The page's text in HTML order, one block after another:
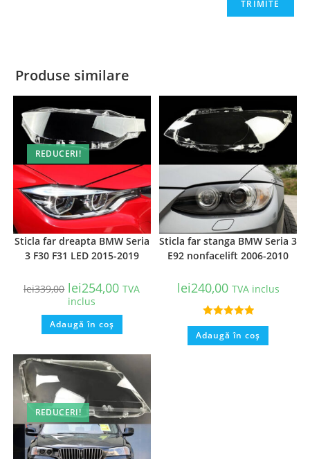
Produse similare
REDUCERI!
Sticla far dreapta BMW Seria
3 F30 F31 LED 2015-2019
lei339,00 lei254,00 TVA
inclus
Adaugă în coș
Sticla far stanga BMW Seria 3
E92 nonfacelift 2006-2010
lei240,00 TVA inclus
Evaluat la
5.00din 5
Adaugă în coș
REDUCERI!